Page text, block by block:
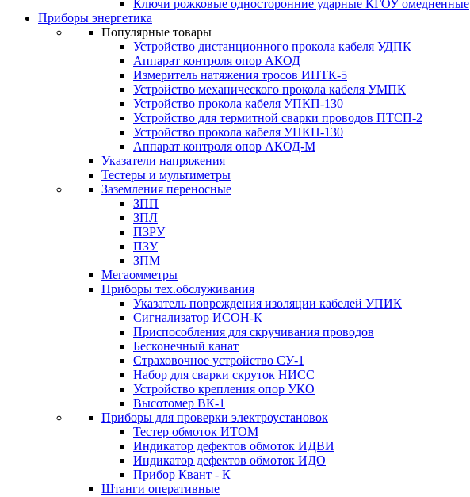
Ключи рожковые односторонние ударные КГОУ омедненные
Приборы энергетика
Популярные товары
Устройство дистанционного прокола кабеля УДПК
Аппарат контроля опор АКОД
Измеритель натяжения тросов ИНТК-5
Устройство механического прокола кабеля УМПК
Устройство прокола кабеля УПКП-130
Устройство для термитной сварки проводов ПТСП-2
Устройство прокола кабеля УПКП-130
Аппарат контроля опор АКОД-М
Указатели напряжения
Тестеры и мультиметры
Заземления переносные
ЗПП
ЗПЛ
ПЗРУ
ПЗУ
ЗПМ
Мегаомметры
Приборы тех.обслуживания
Указатель повреждения изоляции кабелей УПИК
Сигнализатор ИСОН-К
Приспособления для скручивания проводов
Бесконечный канат
Страховочное устройство СУ-1
Набор для сварки скруток НИСС
Устройство крепления опор УКО
Высотомер ВК-1
Приборы для проверки электроустановок
Тестер обмоток ИТОМ
Индикатор дефектов обмоток ИДВИ
Индикатор дефектов обмоток ИДО
Прибор Квант - К
Штанги оперативные